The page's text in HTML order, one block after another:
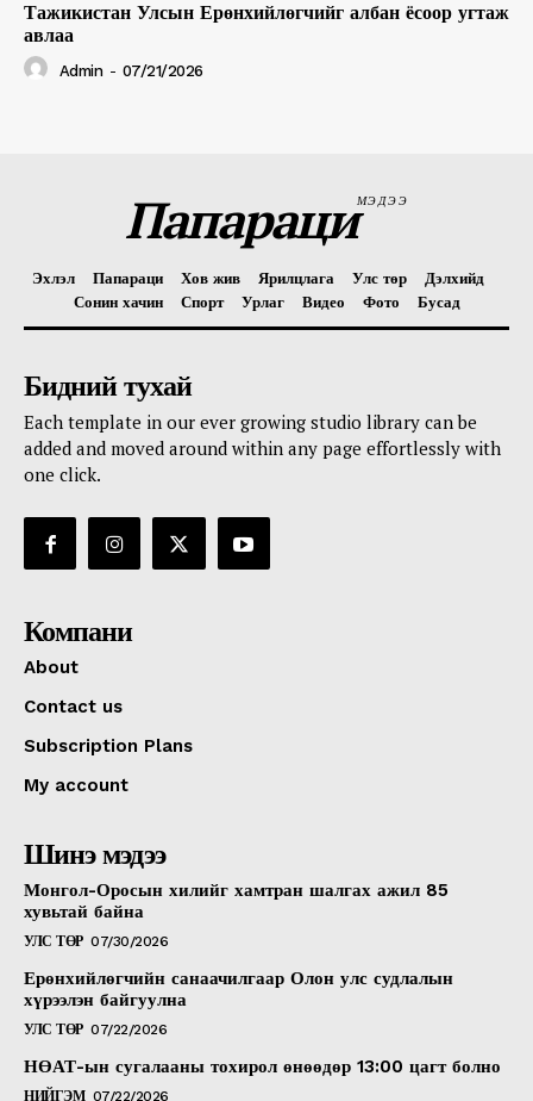
Тажикистан Улсын Ерөнхийлөгчийг албан ёсоор угтаж
авлаа
Admin - 07/21/2026
ПапарациМЭДЭЭ
Эхлэл Папараци Хов жив Ярилцлага Улс төр
Дэлхийд
Сонин хачин
Спорт Урлаг Видео Фото Бусад
Бидний тухай
Each template in our ever growing studio library can be
added and moved around within any page effortlessly with
one click.
Компани
About
Contact us
Subscription Plans
My account
Шинэ мэдээ
Монгол-Оросын хилийг хамтран шалгах ажил 85
хувьтай байна
УЛС ТӨР 07/30/2026
Ерөнхийлөгчийн санаачилгаар Олон улс судлалын
хүрээлэн байгуулна
УЛС ТӨР 07/22/2026
НӨАТ-ын сугалааны тохирол өнөөдөр 13:00 цагт болно
НИЙГЭМ 07/22/2026